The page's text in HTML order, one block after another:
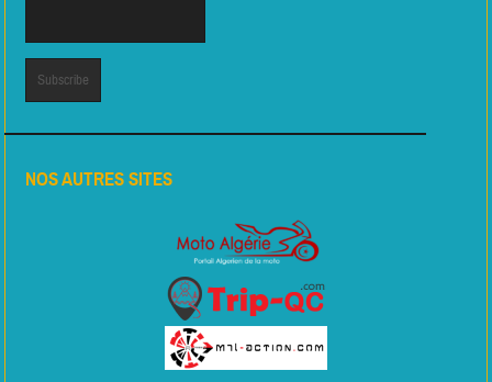
NOS AUTRES SITES